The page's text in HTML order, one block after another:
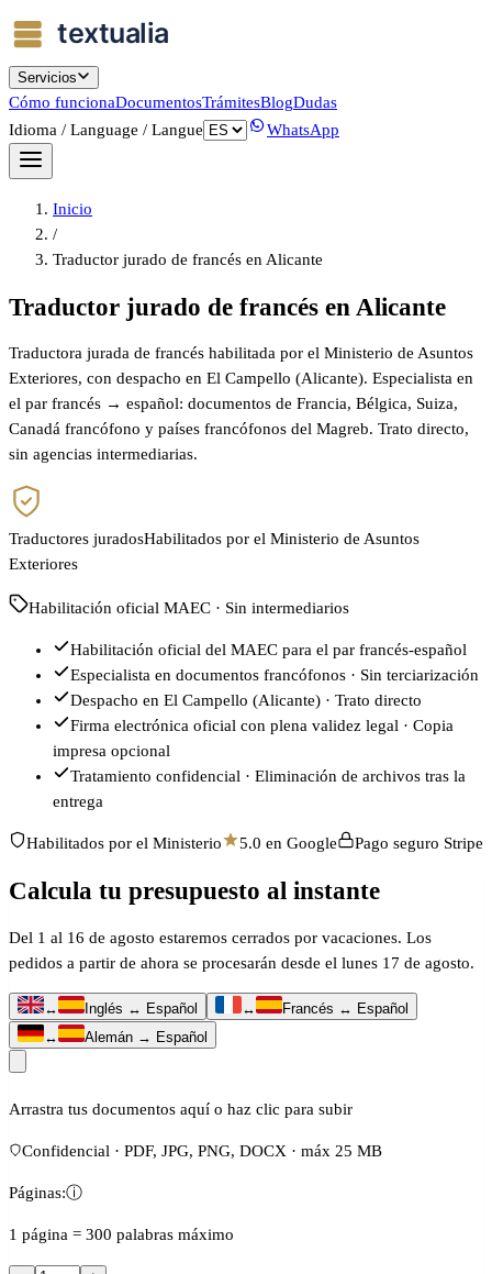
Servicios
Cómo funcionaDocumentosTrámitesBlogDudas
Idioma / Language / Langue
WhatsApp
Inicio
/
Traductor jurado de francés en Alicante
Traductor jurado de francés en Alicante
Traductora jurada de francés habilitada por el Ministerio de Asuntos
Exteriores, con despacho en El Campello (Alicante). Especialista en
el par francés → español: documentos de Francia, Bélgica, Suiza,
Canadá francófono y países francófonos del Magreb. Trato directo,
sin agencias intermediarias.
Traductores juradosHabilitados por el Ministerio de Asuntos
Exteriores
Habilitación oficial MAEC · Sin intermediarios
Habilitación oficial del MAEC para el par francés-español
Especialista en documentos francófonos · Sin terciarización
Despacho en El Campello (Alicante) · Trato directo
Firma electrónica oficial con plena validez legal · Copia
impresa opcional
Tratamiento confidencial · Eliminación de archivos tras la
entrega
Habilitados por el Ministerio 5.0 en Google Pago seguro Stripe
Calcula tu presupuesto al instante
Del 1 al 16 de agosto estaremos cerrados por vacaciones. Los
pedidos a partir de ahora se procesarán desde el lunes 17 de agosto.
↔ Inglés ↔ Español ↔
Francés ↔ Español
↔
Alemán → Español
Arrastra tus documentos aquí o haz clic para subir
Confidencial · PDF, JPG, PNG, DOCX · máx 25 MB
Páginas:ⓘ
1 página = 300 palabras máximo